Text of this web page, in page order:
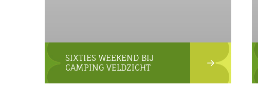
SIXTIES WEEKEND BIJ
CAMPING VELDZICHT